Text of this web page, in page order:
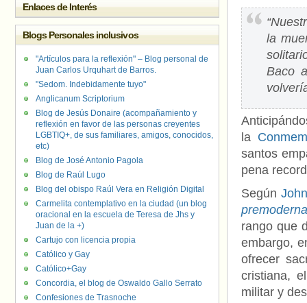
la
Baco
la
santos
pena
Según
premoderna
rango que
embargo,
ofrecer
cristiana,
militar y
Enlaces de Interés
Blogs Personales inclusivos
"Artículos para la reflexión" – Blog personal de
Juan Carlos Urquhart de Barros.
"Sedom. Indebidamente tuyo"
Anglicanum Scriptorium
Blog de Jesús Donaire (acompañamiento y
reflexión en favor de las personas creyentes
LGBTIQ+, de sus familiares, amigos, conocidos,
etc)
Blog de José Antonio Pagola
Blog de Raúl Lugo
Blog del obispo Raúl Vera en Religión Digital
Carmelita contemplativo en la ciudad (un blog
oracional en la escuela de Teresa de Jhs y
Juan de la +)
Cartujo con licencia propia
Católico y Gay
Católico+Gay
Concordia, el blog de Oswaldo Gallo Serrato
Confesiones de Trasnoche